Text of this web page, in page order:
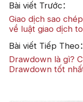
Bài viết Trước：
Giao dịch sao
về luật giao dịch
Bài viết Tiếp Theo：
Drawdown là gì?
Drawdown tốt